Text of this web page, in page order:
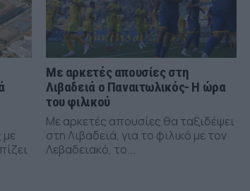
Με αρκετές απουσίες στη
Λιβαδειά ο Παναιτωλικός- Η ώρα
του φιλικού
Με αρκετές απουσίες θα ταξιδέψει
στη Λιβαδειά, για το φιλικό με τον
Λεβαδειακό, το...